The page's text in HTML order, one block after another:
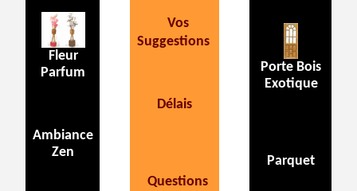
Vos
Suggestions
Délais
Questions
Fleur
Parfum
Ambiance
Zen
Porte Bois
Exotique
Parquet